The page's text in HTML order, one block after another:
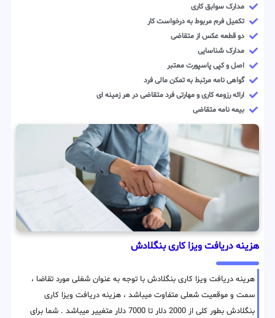
مدارک سوابق کاری
تکمیل فرم مربوط به درخواست کار
دو قطعه عکس از متقاضی
مدارک شناسایی
اصل و کپی پاسپورت معتبر
گواهی نامه مرتبط به تمکن مالی فرد
ارائه رزومه کاری و مهارتی فرد متقاضی در هر زمینه ای
بیمه نامه متقاضی
هزینه دریافت ویزا کاری بنگلادش
هرینه دریافت ویزا کاری بنگلادش با توجه به عنوان شغلی مورد تقاضا ،
سمت و موقعیت شعلی متفاوت میباشد ، هزینه دریافت ویزا کاری
بنگلادش بطور کلی از 2000 دلار تا 7000 دلار متغییر میباشد . شما برای